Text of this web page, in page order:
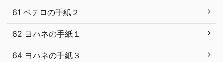
61 ペテロの手紙２
62 ヨハネの手紙１
64 ヨハネの手紙３